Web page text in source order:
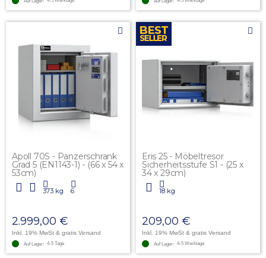
Apoll 70S - Panzerschrank
Grad 5 (EN1143-1) - (66 x 54 x
53cm)
373 kg 6
2.999,00 €
Inkl. 19% MwSt & gratis Versand
Auf Lager: 4-5 Tage
Eris 25 - Möbeltresor
Sicherheitsstufe S1 - (25 x
34 x 29cm)
18 kg
209,00 €
Inkl. 19% MwSt & gratis Versand
Auf Lager: 4-5 Werktage